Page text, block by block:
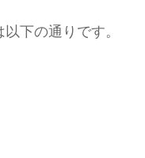
下の通りです。